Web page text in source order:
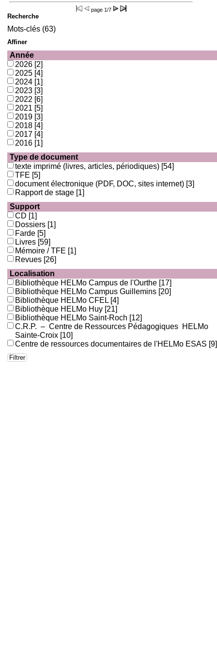
page 1/7
Recherche
Mots-clés (63)
Affiner
Année
2026 [2]
2025 [4]
2024 [1]
2023 [3]
2022 [6]
2021 [5]
2019 [3]
2018 [4]
2017 [4]
2016 [1]
Type de document
texte imprimé (livres, articles, périodiques) [54]
TFE [5]
document électronique (PDF, DOC, sites internet) [3]
Rapport de stage [1]
Support
CD [1]
Dossiers [1]
Farde [5]
Livres [59]
Mémoire / TFE [1]
Revues [26]
Localisation
Bibliothèque HELMo Campus de l'Ourthe [17]
Bibliothèque HELMo Campus Guillemins [20]
Bibliothèque HELMo CFEL [4]
Bibliothèque HELMo Huy [21]
Bibliothèque HELMo Saint-Roch [12]
C.R.P. – Centre de Ressources Pédagogiques HELMo
Sainte-Croix [10]
Centre de ressources documentaires de l'HELMo ESAS [9]